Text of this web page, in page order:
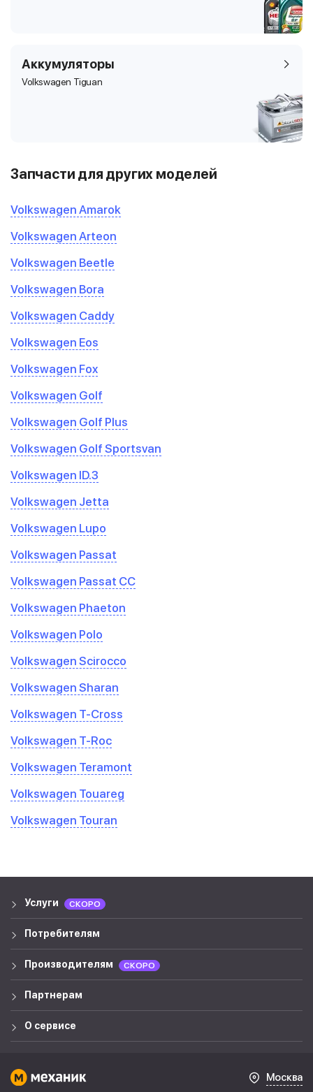
Аккумуляторы
Volkswagen Tiguan
Запчасти для других моделей
Volkswagen Amarok
Volkswagen Arteon
Volkswagen Beetle
Volkswagen Bora
Volkswagen Caddy
Volkswagen Eos
Volkswagen Fox
Volkswagen Golf
Volkswagen Golf Plus
Volkswagen Golf Sportsvan
Volkswagen ID.3
Volkswagen Jetta
Volkswagen Lupo
Volkswagen Passat
Volkswagen Passat CC
Volkswagen Phaeton
Volkswagen Polo
Volkswagen Scirocco
Volkswagen Sharan
Volkswagen T-Cross
Volkswagen T-Roc
Volkswagen Teramont
Volkswagen Touareg
Volkswagen Touran
Услуги СКОРО
Потребителям
Производителям СКОРО
Партнерам
О сервисе
Москва